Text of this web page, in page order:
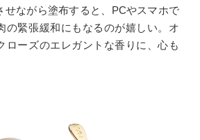
せながら塗布すると、PCやスマホで
の緊張緩和にもなるのが嬉しい。オ
ローズのエレガントな香りに、心も